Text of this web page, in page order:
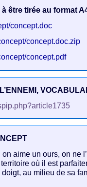
être tirée au format
concept.doc
concept.doc.zip
concept.pdf
on aime un ours, on ne
où il est
au milieu de sa